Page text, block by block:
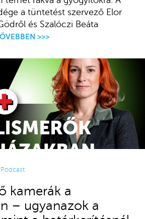
a tüntetést szervező Elor
és Szalóczi Beáta
>>>
Podcast
kamerák a
– ugyanazok a